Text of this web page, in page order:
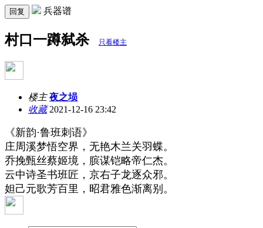
回复 兵器谱
村口一蹲弑杀 只看楼主
楼主 夜之埙
收藏2021-12-16 23:42
《新韵·鲁班刺语》
庄周溪梦悟空界，无艳木兰关羽蝶。
乔挽甄丝蔡姬境，膑谋铠略帝仁杰。
云中诗圣书班匠，京右子龙逐众邪。
妲己元歌芳百里，昭君雅色渐离别。